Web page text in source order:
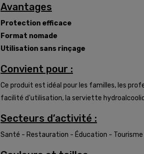
Avantages
Protection efficace
Format nomade
Utilisation sans rinçage
Convient pour :
Ce produit est idéal pour les familles, les
facilité d'utilisation, la serviette
Secteurs d’activité :
Santé - Restauration - Éducation - Tourisme